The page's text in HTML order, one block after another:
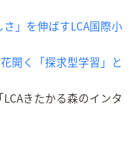
さ」を伸ばすLCA国際小
開く「探求型学習」と
きたかる森のインタ